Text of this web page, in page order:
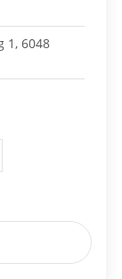
1, 6048